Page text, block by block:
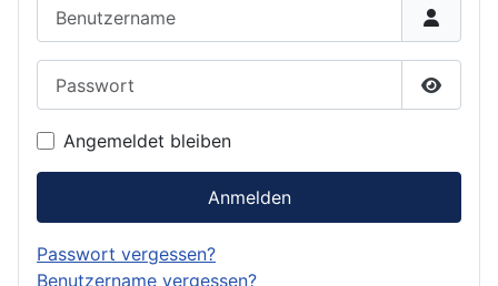
Angemeldet bleiben
Anmelden
Passwort vergessen?
Benutzername vergessen?